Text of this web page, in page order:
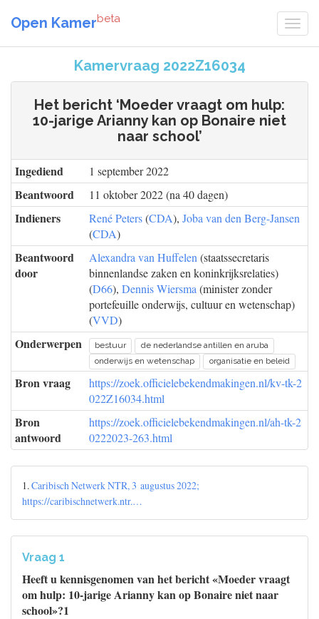
Open Kamerbeta
Kamervraag 2022Z16034
Het bericht ‘Moeder vraagt om hulp:
10-jarige Arianny kan op Bonaire niet
naar school’
Ingediend 1 september 2022
Beantwoord 11 oktober 2022 (na 40 dagen)
Indieners René Peters(CDA), Joba van den Berg-Jansen
(CDA)
Beantwoord
door
Alexandra van Huffelen (staatssecretaris
binnenlandse zaken en koninkrijksrelaties)
(D66), Dennis Wiersma (minister zonder
portefeuille onderwijs, cultuur en wetenschap)
(VVD)
Onderwerpen bestuur
de nederlandse antillen en aruba
onderwijs en wetenschap
organisatie en beleid
Bron vraag
https://zoek.officielebekendmakingen.nl/kv-tk-2
022Z16034.html
Bron
antwoord
https://zoek.officielebekendmakingen.nl/ah-tk-2
0222023-263.html
1.Caribisch Netwerk NTR, 3 augustus 2022;
https://caribischnetwerk.ntr.…
Vraag 1
Heeft u kennisgenomen van het bericht «Moeder vraagt
om hulp: 10-jarige Arianny kan op Bonaire niet naar
school»?1